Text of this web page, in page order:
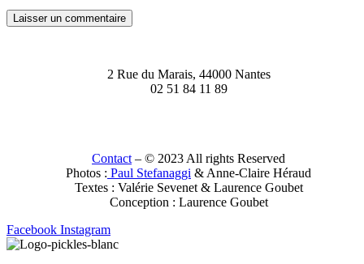
2 Rue du Marais, 44000 Nantes
02 51 84 11 89
Contact – © 2023 All rights Reserved
Photos : Paul Stefanaggi & Anne-Claire Héraud
Textes : Valérie Sevenet & Laurence Goubet
Conception : Laurence Goubet
Facebook Instagram